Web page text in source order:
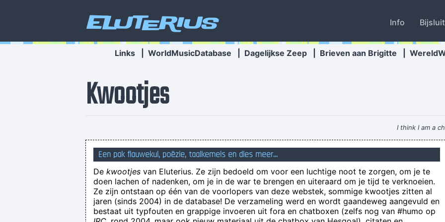
Eluterius Info
Links WorldMusicDatabase Dagelijkse Zeep Brieven aan Brigitte
Kwootjes
I think I am a
Re:
Boudewijn is nu
det maakt neet
Grappig: naar de tandarts bellen voor een
Mensen verschillen, smaken verschillen.
Een pak flauwekul, poëzie, taalkemels en dies meer...
De kwootjes van Eluterius. Ze zijn bedoeld om voor een luchtige noot te zorgen, om je te
doen lachen of nadenken, om je in de war te brengen en uiteraard om je tijd te verknoeien.
Ze zijn ontstaan op één van de voorlopers van deze webstek, sommige kwootjes zitten al
jaren (sinds 2004) in de database! De verzameling werd en wordt gaandeweg aangevuld en
bestaat uit typfouten en grappige invoeren uit fora en chatboxen (zelfs nog van #humo op